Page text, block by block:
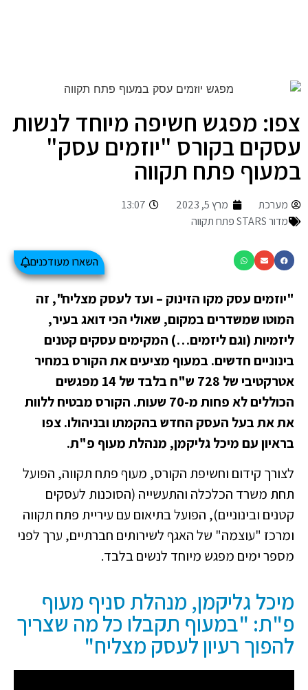
צפו: מפגש חשיפה מיוחד לנשות
עסקים בקורס "יוזמים עסק"
במעוף פתח תקווה
מערכת מרץ 5, 2023
13:07
מדור STARS פתח תקווה
השארו מעודכנים
"יוזמים עסק מקו הזינוק – ועד לעסק מצליח", זה
המוטו שמשדרים במקום, שאולי הכי דואג בעיר,
ליזמיות (וגם ליזמים…) המקימים עסקים קטנים
בינוניים חדשים. במעוף מציעים את הקורס במחיר
אטרקטיבי של 728 ש"ח בלבד של 14 מפגשים
הכוללים לא פחות מ-70 שעות. הקורס מבטיח ללוות
את את בעל העסק החדש בהקמתו ובניהולו. צפו
בראיון עם מיכל גליקמן, מנהלת מעוף פ"ת.
לצורך קידום וחשיפת הקורס, מעוף פתח תקווה, הפועל
תחת משרד הכלכלה והתעשייה (הסוכנות לעסקים
קטנים ובינוניים), הפועל בתיאום עם עיריית פתח תקווה
ומרכז "עוצמה" של האגף לשירותים חברתיים, ערך לפני
מספר ימים מפגש מיוחד לנשים בלבד.
מיכל גליקמן, מנהלת סניף מעוף
פ"ת: "במעוף תקבלו כל מה שצריך
להפוך רעיון לעסק מצליח"